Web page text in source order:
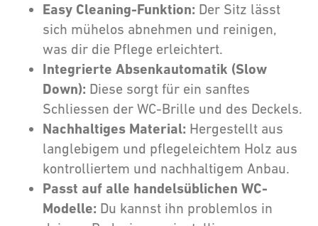
Easy Cleaning-Funktion: Der Sitz lässt
sich mühelos abnehmen und reinigen,
was dir die Pflege erleichtert.
Integrierte Absenkautomatik (Slow
Down): Diese sorgt für ein sanftes
Schliessen der WC-Brille und des Deckels.
Nachhaltiges Material: Hergestellt aus
langlebigem und pflegeleichtem Holz aus
kontrolliertem und nachhaltigem Anbau.
Passt auf alle handelsüblichen WC-
Modelle: Du kannst ihn problemlos in